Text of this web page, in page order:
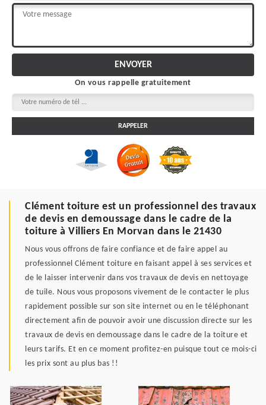
On vous rappelle gratuitement
Clément toiture est un professionnel des travaux
de devis en demoussage dans le cadre de la
toiture à Villiers En Morvan dans le 21430
Nous vous offrons de faire confiance et de faire appel au
professionnel Clément toiture en faisant appel à ses services et
de le laisser intervenir dans vos travaux de devis en nettoyage
de tuile. Nous vous proposons vivement de le contacter le plus
rapidement possible sur son site internet ou en le téléphonant
directement afin de pouvoir avoir une discussion directe sur les
travaux de devis en demoussage dans le cadre de la toiture et
leurs tarifs. Et en ce moment profitez-en puisque tout ce mois-ci
les prix sont au plus bas !!